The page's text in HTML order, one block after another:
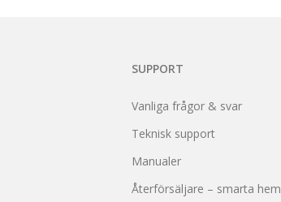
SUPPORT
Vanliga frågor & svar
Teknisk support
Manualer
Återförsäljare – smarta hem